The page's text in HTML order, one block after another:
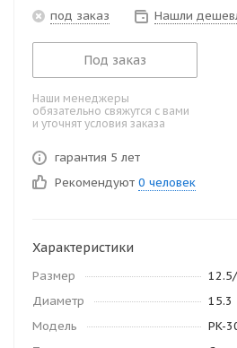
под заказ Нашли
Под заказ
Наши менеджеры
обязательно свяжутся с вами
и уточнят условия заказа
гарантия 5 лет
Рекомендуют 0 человек
Характеристики
Размер
Диаметр
15.3
Модель
PK-